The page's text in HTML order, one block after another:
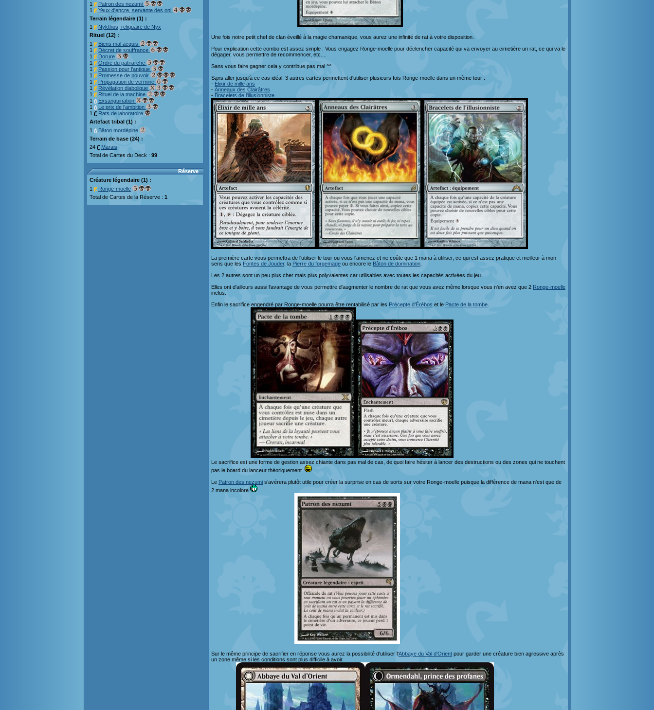
1
Patron des nezumi
1
Yeux d'encre, servante des oni
Terrain légendaire (1) :
1
Nykthos, reliquaire de Nyx
Rituel (12) :
1
Biens mal acquis
1
Décret de souffrance
1
Dorure
1
Ordre du patriarche
1
Passion pour l'antique
1
Promesse de pouvoir
1
Propagation de vermine
1
Révélation diabolique
1
Rituel de la machine
1
Exsanguination
1
Le prix de l'ambition
1
Rats de laboratoire
Artefact tribal (1) :
1
Bâton mordépine
Terrain de base (24) :
24
Marais
Total de Cartes du Deck : 99
Réserve
Créature légendaire (1) :
1
Ronge-moelle
Total de Cartes de la Réserve : 1
Une fois notre petit chef de clan éveillé à la magie chamanique, vous aurez une infinité de rat à votre disposition.
Pour explication cette combo est assez simple : Vous engagez Ronge-moelle pour déclencher capacité qui va envoyer au cimetière un rat, ce qui va le
dégager, vous permettre de recommencer, etc....
Sans vous faire gagner cela y contribue pas mal ^^
Sans aller jusqu'à ce cas idéal, 3 autres cartes permettent d'utiliser plusieurs fois Ronge-moelle dans un même tour :
- Élixir de mille ans
- Anneaux des Clairâtres
- Bracelets de l'illusionniste
La première carte vous permettra de l'utiliser le tour ou vous l'amenez et ne coûte que 1 mana à utiliser, ce qui est assez pratique et meilleur à mon
sens que les Fontes de Jouder, la Pierre du forgemage ou encore le Bâton de domination
Les 2 autres sont un peu plus cher mais plus polyvalentes car utilisables avec toutes les capacités activées du jeu.
Elles ont d'ailleurs aussi l'avantage de vous permettre d'augmenter le nombre de rat que vous avez même lorsque vous n'en avez que 2 Ronge-moelle
inclus.
Enfin le sacrifice engendré par Ronge-moelle pourra être rentabilisé par les Précepte d'Érébos et le Pacte de la tombe
Le sacrifice est une forme de gestion assez chiante dans pas mal de cas, de quoi faire hésiter à lancer des destructions ou des zones qui ne touchent
pas le board du lanceur théoriquement
Le Patron des nezumi s’avérera plutôt utile pour créer la surprise en cas de sorts sur votre Ronge-moelle puisque la différence de mana n'est que de
2 mana incolore
Sur le même principe de sacrifier en réponse vous aurez la possibilité d'utiliser l'Abbaye du Val d'Orient pour garder une créature bien agressive après
un zone même si les conditions sont plus difficile à avoir.